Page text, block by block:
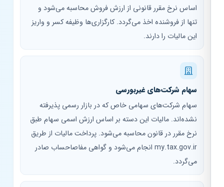
اساس نرخ مقرر قانونی از ارزش فروش محاسبه می‌شود و
تنها از فروشنده اخذ می‌گردد. کارگزاری‌ها وظیفه کسر و واریز
این مالیات را دارند.
سهام شرکت‌های غیربورسی
سهام شرکت‌های سهامی خاص که در بازار رسمی پذیرفته
نشده‌اند. مالیات این دسته بر اساس ارزش اسمی سهام طبق
نرخ مقرر در قانون محاسبه می‌شود. پرداخت مالیات از طریق
my.tax.gov.ir انجام می‌شود و گواهی مفاصاحساب صادر
می‌گردد.